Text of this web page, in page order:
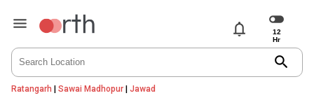
notifications
search
Ratangarh | Sawai Madhopur| Jawad